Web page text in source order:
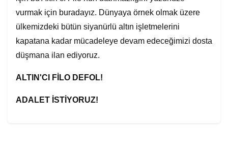
vurmak için buradayız. Dünyaya örnek olmak üzere
ülkemizdeki bütün siyanürlü altın işletmelerini
kapatana kadar mücadeleye devam edeceğimizi dosta
düşmana ilan ediyoruz.
ALTIN'CI FİLO DEFOL!
ADALET İSTİYORUZ!